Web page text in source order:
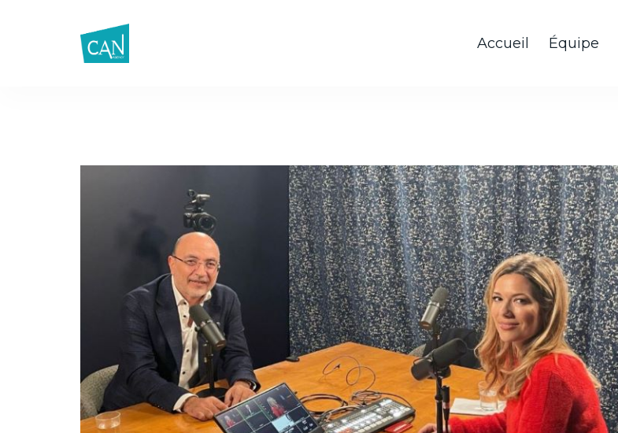
Accueil Équipe